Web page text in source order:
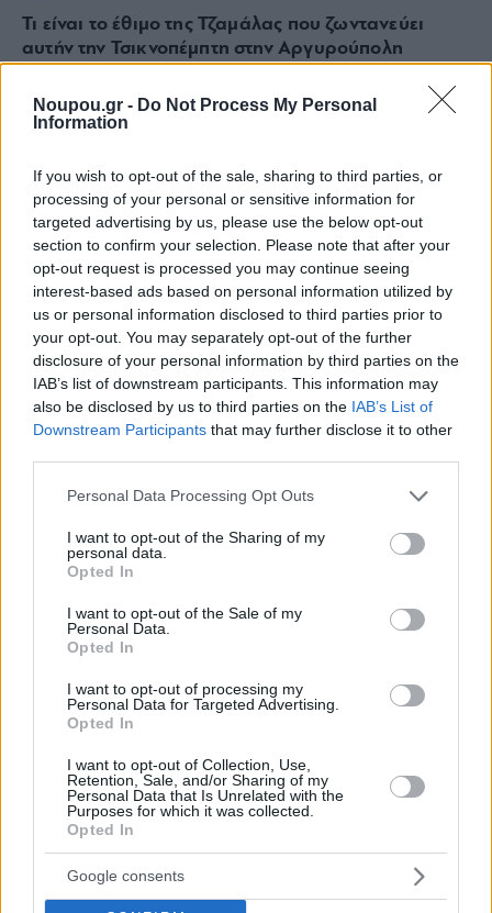
Noupou.gr - Do Not Process My Personal
Information
If you wish to opt-out of the sale, sharing to third parties, or
processing of your personal or sensitive information for
targeted advertising by us, please use the below opt-out
section to confirm your selection. Please note that after your
opt-out request is processed you may continue seeing
interest-based ads based on personal information utilized by
us or personal information disclosed to third parties prior to
your opt-out. You may separately opt-out of the further
disclosure of your personal information by third parties on the
IAB’s list of downstream participants. This information may
also be disclosed by us to third parties on the IAB’s List of
Downstream Participants that may further disclose it to other
Please note that this website/app uses one or more Google
not limited to your visit or usage behaviour. You may click to
grant or deny consent to Google and its third-party tags to
use your data for below specified purposes in below Google
consent section.
Personal Data Processing Opt Outs
I want to opt-out of the Sharing of my
personal data.
Opted In
I want to opt-out of the Sale of my
Personal Data.
Opted In
I want to opt-out of processing my
Personal Data for Targeted Advertising.
Opted In
I want to opt-out of Collection, Use,
Retention, Sale, and/or Sharing of my
Personal Data that Is Unrelated with the
Purposes for which it was collected.
Opted In
Google consents
Τι είναι το έθιμο της Τζαμάλας που ζωντανεύει
αυτήν την Τσικνοπέμπτη στην Αργυρούπολη
έθιμο της «Τζαμάλας»